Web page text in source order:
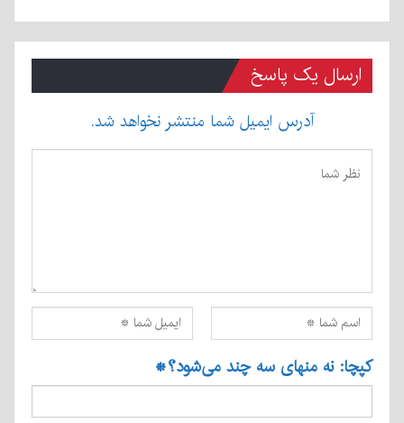
ارسال یک پاسخ
آدرس ایمیل شما منتشر نخواهد شد.
کپچا: نه منهای سه چند می‌شود؟*